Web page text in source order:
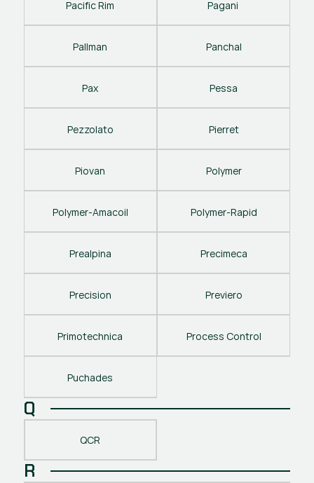
Pacific Rim Pagani
Pallman Panchal
Pax Pessa
Pezzolato Pierret
Piovan Polymer
Polymer-Amacoil Polymer-Rapid
Prealpina Precimeca
Precision Previero
Primotechnica Process Control
Puchades
Q
QCR
R